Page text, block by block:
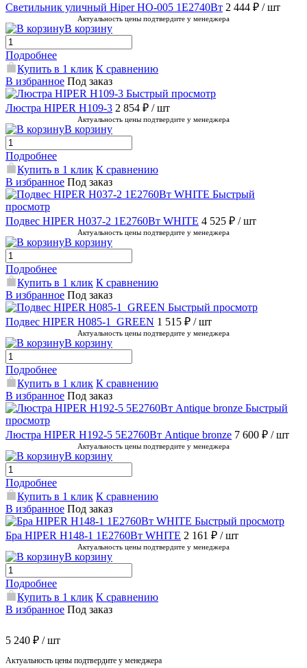
Светильник уличный Hiper HO-005 1E2740Вт 2 444 ₽ / шт
Актуальность цены подтвердите у менеджера
В корзину
Подробнее
Купить в 1 клик К сравнению
В избранное Под заказ
Быстрый просмотр
Люстра HIPER H109-3 2 854 ₽ / шт
Актуальность цены подтвердите у менеджера
В корзину
Подробнее
Купить в 1 клик К сравнению
В избранное Под заказ
Быстрый
просмотр
Подвес HIPER H037-2 1E2760Вт WHITE 4 525 ₽ / шт
Актуальность цены подтвердите у менеджера
В корзину
Подробнее
Купить в 1 клик К сравнению
В избранное Под заказ
Быстрый просмотр
Подвес HIPER H085-1_GREEN 1 515 ₽ / шт
Актуальность цены подтвердите у менеджера
В корзину
Подробнее
Купить в 1 клик К сравнению
В избранное Под заказ
Быстрый
просмотр
Люстра HIPER H192-5 5E2760Вт Antique bronze 7 600 ₽ / шт
Актуальность цены подтвердите у менеджера
В корзину
Подробнее
Купить в 1 клик К сравнению
В избранное Под заказ
Быстрый просмотр
Бра HIPER H148-1 1E2760Вт WHITE 2 161 ₽ / шт
Актуальность цены подтвердите у менеджера
В корзину
Подробнее
Купить в 1 клик К сравнению
В избранное Под заказ
5 240 ₽ / шт
Актуальность цены подтвердите у менеджера